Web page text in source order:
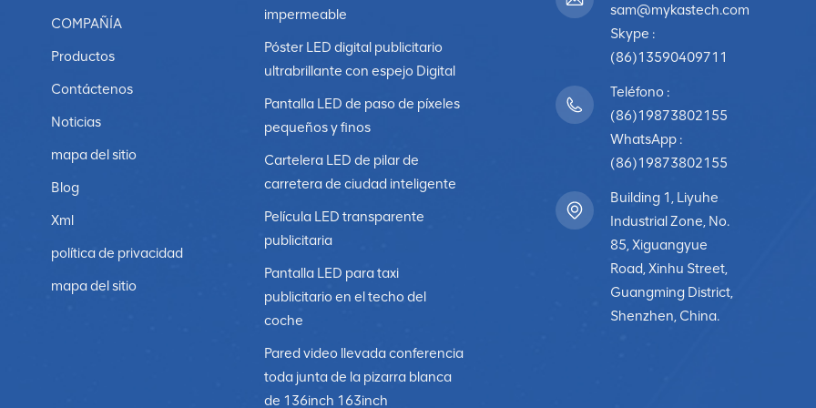
hace ideales para pantallas de alta resolución y entornos exigentes. En definitiva, la elección entre Videowalls COB LED y
Micro LED Dependerá de los requisitos de su proyecto, el presupuesto y la calidad de imagen deseada.
COMPAÑÍA
Productos
Contáctenos
Noticias
mapa del sitio
Blog
Xml
política de privacidad
mapa del sitio
impermeable
Póster LED digital publicitario
ultrabrillante con espejo Digital
Pantalla LED de paso de píxeles
pequeños y finos
Cartelera LED de pilar de
carretera de ciudad inteligente
Película LED transparente
publicitaria
Pantalla LED para taxi
publicitario en el techo del
coche
Pared video llevada conferencia
toda junta de la pizarra blanca
de 136inch 163inch
sam@mykastech.com
Skype :
(86)13590409711
Teléfono :
(86)19873802155
WhatsApp :
(86)19873802155
Building 1, Liyuhe
Industrial Zone, No.
85, Xiguangyue
Road, Xinhu Street,
Guangming District,
Shenzhen, China.